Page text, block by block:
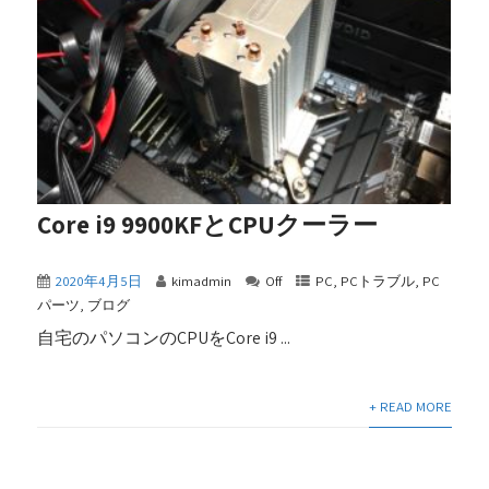
Core i9 9900KFとCPUクーラー
2020年4月5日 kimadmin Off PC, PCトラブル, PC
パーツ, ブログ
自宅のパソコンのCPUをCore i9 ...
+ READ MORE